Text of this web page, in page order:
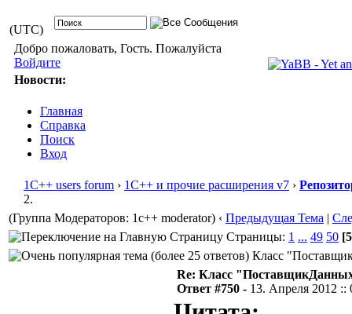
(UTC)
Добро пожаловать, Гость. Пожалуйста
Войдите
Новости:
Главная
Справка
Поиск
Вход
1С++ users forum › 1С++ и прочие расширения v7 ›
2.
(Группа Модераторов: 1c++ moderator) ‹ Предыдущая Тема |
Страницы: 1 ... 49 50
Класс
Re: Класс
Ответ #750 - 13. Апреля 2012 ::